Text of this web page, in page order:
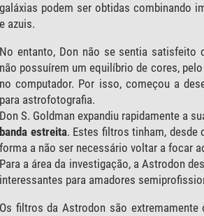
galáxias podem ser obtidas combinando
e azuis.
No entanto, Don não se sentia satisfeito
não possuírem um equilíbrio de cores,
no computador. Por isso, começou a
para astrofotografia.
Don S. Goldman expandiu rapidamente a
banda estreita. Estes filtros tinham, desde
forma a não ser necessário voltar a focar
Para a área da investigação, a Astrodon
interessantes para amadores
Os filtros da Astrodon são